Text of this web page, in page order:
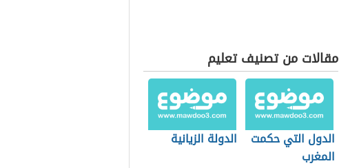
مقالات من تصنيف تعليم
الدول التي حكمت
المغرب
الدولة الزيانية